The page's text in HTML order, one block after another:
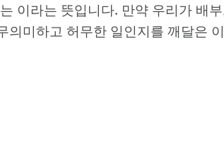
이라는 뜻입니다. 만약 우리가 배
미하고 허무한 일인지를 깨달은